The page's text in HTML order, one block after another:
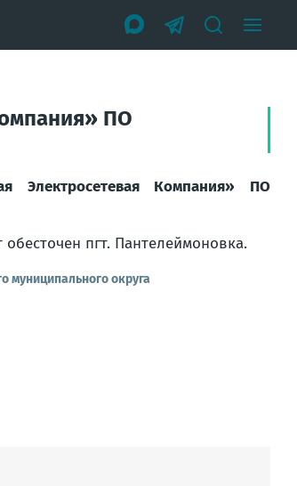
ПО
Электросетевая Компания» ПО
пгт. Пантелеймоновка.
муниципального округа